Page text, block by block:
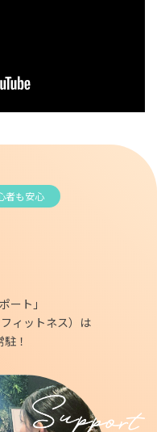
者も安心
ート」
ィットネス）は
！